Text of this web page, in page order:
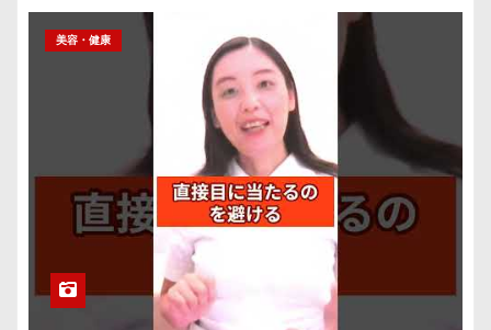
美容・健康